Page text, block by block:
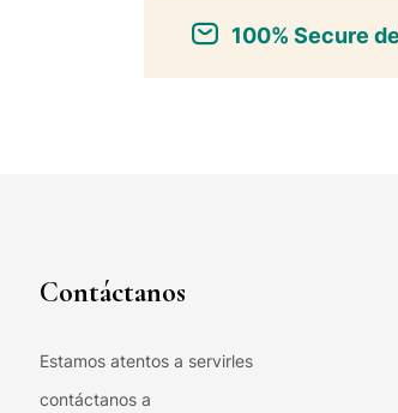
100% Secure
Contáctanos
Estamos atentos a servirles
contáctanos a